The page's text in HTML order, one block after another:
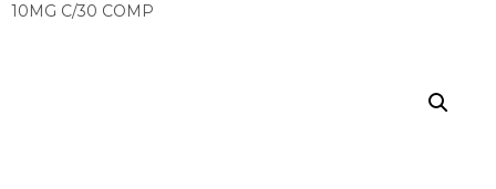
10MG C/30 COMP